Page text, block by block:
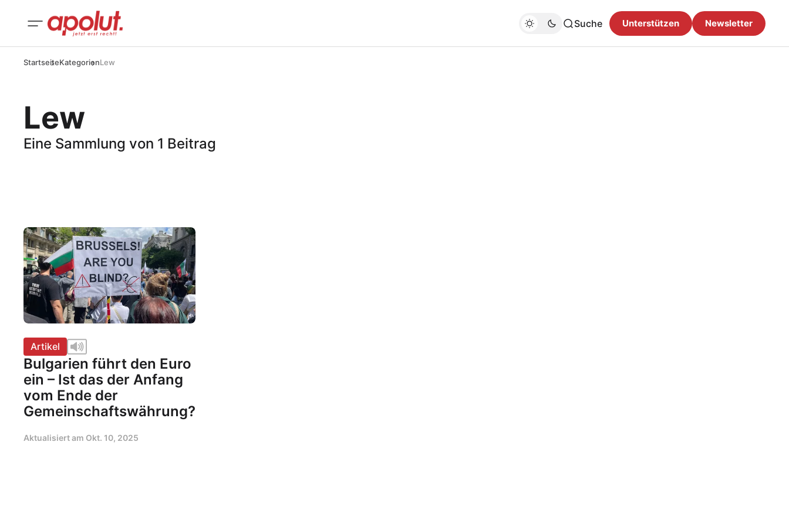
Suche Unterstützen Newsletter
StartseiteKategorienLew
Lew
Eine Sammlung von 1 Beitrag
Artikel
Bulgarien führt den Euro
ein – Ist das der Anfang
vom Ende der
Gemeinschaftswährung?
Aktualisiert am Okt. 10, 2025